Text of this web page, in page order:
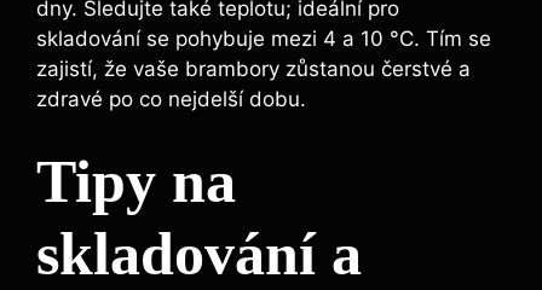
dny. Sledujte také teplotu; ideální pro
skladování se pohybuje mezi 4 a 10 °C. Tím se
zajistí, že vaše brambory zůstanou čerstvé a
zdravé po co nejdelší dobu.
Tipy na
skladování a